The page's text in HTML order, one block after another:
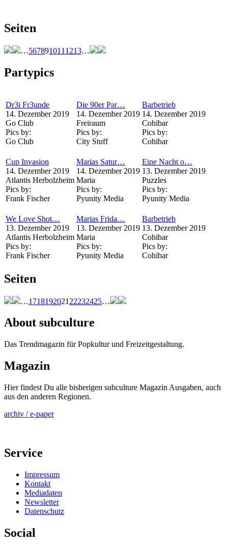
Seiten
…567891011 1213…
Partypics
Dr3i Fr3unde
14. Dezember 2019
Go Club
Pics by:
Go Club
Die 90er Par…
14. Dezember 2019
Freiraum
Pics by:
City Stuff
Barbetrieb
14. Dezember 2019
Cohibar
Pics by:
Cohibar
Cup Invasion
14. Dezember 2019
Atlantis Herbolzheim
Pics by:
Frank Fischer
Marias Satur…
14. Dezember 2019
Maria
Pics by:
Pyunity Media
Eine Nacht o…
13. Dezember 2019
Puzzles
Pics by:
Pyunity Media
We Love Shot…
13. Dezember 2019
Atlantis Herbolzheim
Pics by:
Frank Fischer
Marias Frida…
13. Dezember 2019
Maria
Pics by:
Pyunity Media
Barbetrieb
13. Dezember 2019
Cohibar
Pics by:
Cohibar
Seiten
…1718192021 22232425…
About subculture
Das Trendmagazin für Popkultur und Freizeitgestaltung.
Magazin
Hier findest Du alle bisherigen subculture Magazin Ausgaben, auch
aus den anderen Regionen.
archiv / e-paper
Service
Impressum
Kontakt
Mediadaten
Newsletter
Datenschutz
Social